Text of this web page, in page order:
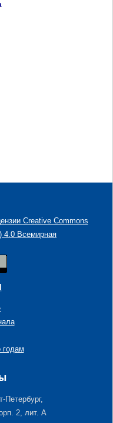
Creative Commons
4.0 Всемирная
годам
Петербург,
2, лит. А